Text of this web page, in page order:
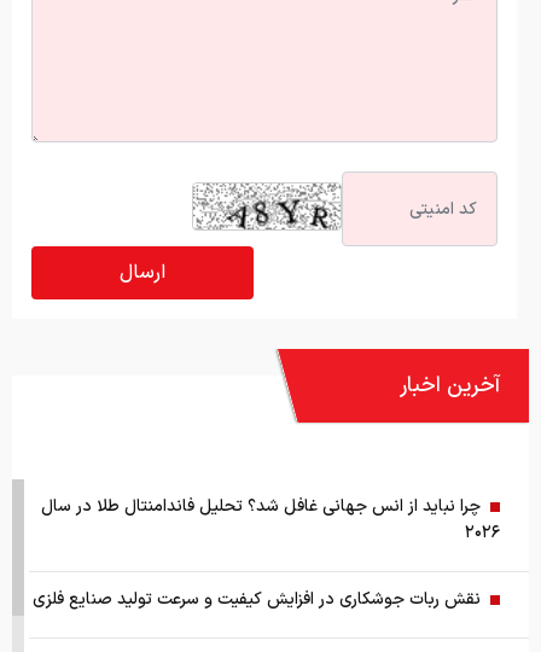
آخرین اخبار
چرا نباید از انس جهانی غافل شد؟ تحلیل فاندامنتال طلا در سال
۲۰۲۶
نقش ربات جوشکاری در افزایش کیفیت و سرعت تولید صنایع فلزی